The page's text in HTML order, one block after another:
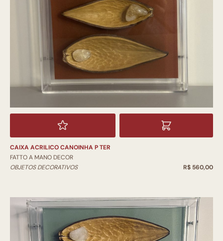
CAIXA ACRILICO CANOINHA P TER
FATTO A MANO DECOR
OBJETOS DECORATIVOS
R$ 560,00